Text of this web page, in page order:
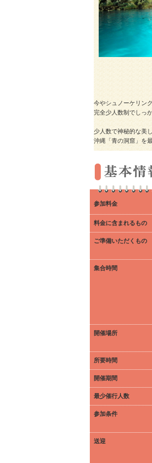
今やシュノーケリン
完全少人数制でしっ
少人数で神秘的な美
沖縄「青の洞窟」を
参加料金
料金に含まれるもの
ご準備いただくもの
集合時間
開催場所
所要時間
開催期間
最少催行人数
参加条件
送迎